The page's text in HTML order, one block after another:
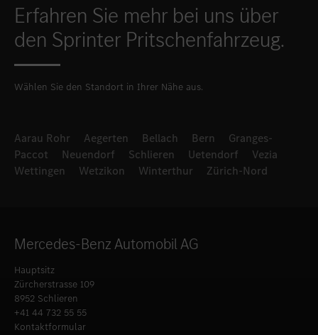
Erfahren Sie mehr bei uns über
den Sprinter Pritschenfahrzeug.
Wählen Sie den Standort in Ihrer Nähe aus.
Aarau Rohr Aegerten Bellach Bern
Granges-
Paccot
Neuendorf Schlieren Uetendorf
Vezia
Wettingen
Wetzikon Winterthur Zürich-Nord
Mercedes-Benz Automobil AG
Hauptsitz
Zürcherstrasse 109
8952 Schlieren
+41 44 732 55 55
Kontaktformular